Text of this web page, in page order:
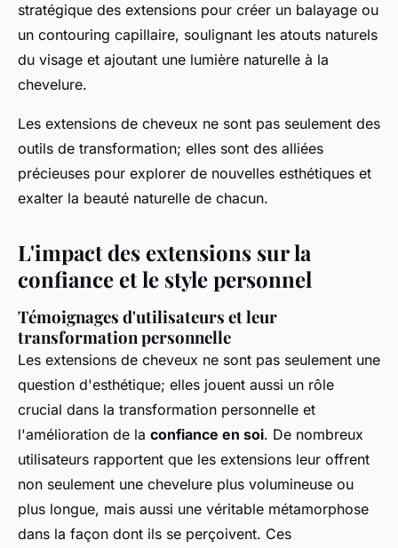
stratégique des extensions pour créer un balayage ou
un contouring capillaire, soulignant les atouts naturels
du visage et ajoutant une lumière naturelle à la
chevelure.
Les extensions de cheveux ne sont pas seulement des
outils de transformation; elles sont des alliées
précieuses pour explorer de nouvelles esthétiques et
exalter la beauté naturelle de chacun.
L'impact des extensions sur la
confiance et le style personnel
Témoignages d'utilisateurs et leur
transformation personnelle
Les extensions de cheveux ne sont pas seulement une
question d'esthétique; elles jouent aussi un rôle
crucial dans la transformation personnelle et
l'amélioration de la confiance en soi. De nombreux
utilisateurs rapportent que les extensions leur offrent
non seulement une chevelure plus volumineuse ou
plus longue, mais aussi une véritable métamorphose
dans la façon dont ils se perçoivent. Ces